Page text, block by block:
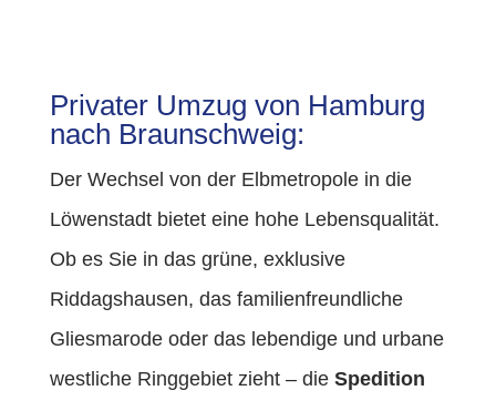
Privater Umzug von Hamburg
nach Braunschweig:
Der Wechsel von der Elbmetropole in die
Löwenstadt bietet eine hohe Lebensqualität.
Ob es Sie in das grüne, exklusive
Riddagshausen, das familienfreundliche
Gliesmarode oder das lebendige und urbane
westliche Ringgebiet zieht – die Spedition